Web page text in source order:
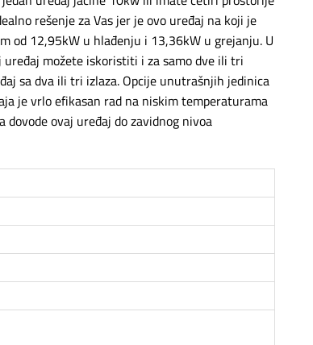
rešenje za Vas jer je ovo uređaj na koji je
od 12,95kW u hlađenju i 13,36kW u grejanju. U
uređaj možete iskoristiti i za samo dve ili tri
sa dva ili tri izlaza. Opcije unutrašnjih jedinica
je vrlo efikasan rad na niskim temperaturama
ovaj uređaj do zavidnog nivoa